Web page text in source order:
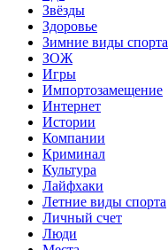
Звёзды
Здоровье
Зимние виды спорта
ЗОЖ
Игры
Импортозамещение
Интернет
Истории
Компании
Криминал
Культура
Лайфхаки
Летние виды спорта
Личный счет
Люди